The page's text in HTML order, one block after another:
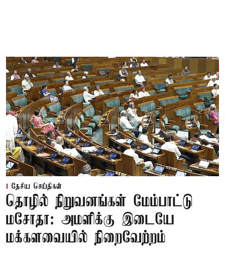
தேசிய செய்திகள்
தொழில் நிறுவனங்கள் மேம்பாட்டு
மசோதா: அமளிக்கு இடையே
மக்களவையில் நிறைவேற்றம்